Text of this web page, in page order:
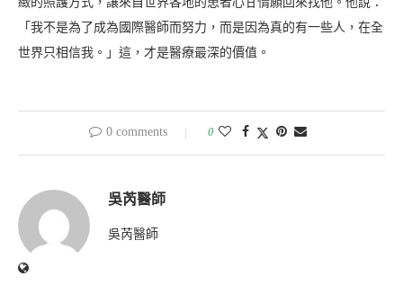
「我不是為了成為國際醫師而努力，而是因為真的有一些人，在全
世界只相信我。」這，才是醫療最深的價值。
0 comments 0
吳芮醫師
吳芮醫師